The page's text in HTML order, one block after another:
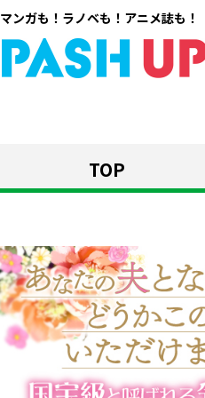
マンガも！ラノベも！アニメ誌も！
TOP